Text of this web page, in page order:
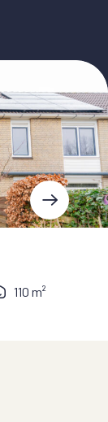
110 m²